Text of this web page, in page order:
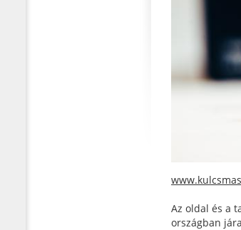
Az oldal és a
országban